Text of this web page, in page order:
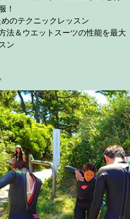
！
のテクニックレッスン
法＆ウエットスーツの性能を最大
ン